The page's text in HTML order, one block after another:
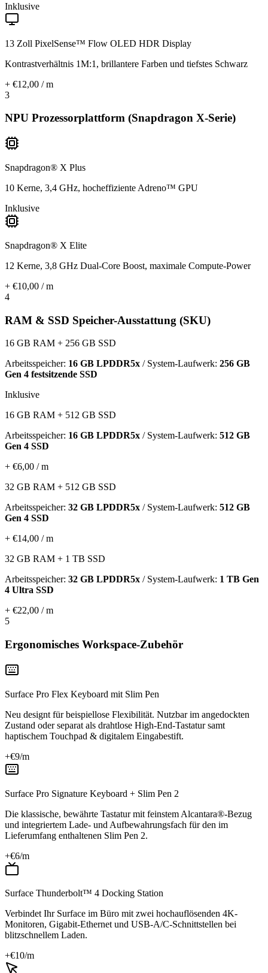
Inklusive
13 Zoll PixelSense™ Flow OLED HDR Display
Kontrastverhältnis 1M:1, brillantere Farben und tiefstes Schwarz
+ €12,00 / m
3
NPU Prozessorplattform (Snapdragon X-Serie)
Snapdragon® X Plus
10 Kerne, 3,4 GHz, hocheffiziente Adreno™ GPU
Inklusive
Snapdragon® X Elite
12 Kerne, 3,8 GHz Dual-Core Boost, maximale Compute-Power
+ €10,00 / m
4
RAM & SSD Speicher-Ausstattung (SKU)
16 GB RAM + 256 GB SSD
Arbeitsspeicher: 16 GB LPDDR5x / System-Laufwerk: 256 GB
Gen 4 festsitzende SSD
Inklusive
16 GB RAM + 512 GB SSD
Arbeitsspeicher: 16 GB LPDDR5x / System-Laufwerk: 512 GB
Gen 4 SSD
+ €6,00 / m
32 GB RAM + 512 GB SSD
Arbeitsspeicher: 32 GB LPDDR5x / System-Laufwerk: 512 GB
Gen 4 SSD
+ €14,00 / m
32 GB RAM + 1 TB SSD
Arbeitsspeicher: 32 GB LPDDR5x / System-Laufwerk: 1 TB Gen
4 Ultra SSD
+ €22,00 / m
5
Ergonomisches Workspace-Zubehör
Surface Pro Flex Keyboard mit Slim Pen
Neu designt für beispiellose Flexibilität. Nutzbar im angedockten
Zustand oder separat als drahtlose High-End-Tastatur samt
haptischem Touchpad & digitalem Eingabestift.
+€9/m
Surface Pro Signature Keyboard + Slim Pen 2
Die klassische, bewährte Tastatur mit feinstem Alcantara®-Bezug
und integriertem Lade- und Aufbewahrungsfach für den im
Lieferumfang enthaltenen Slim Pen 2.
+€6/m
Surface Thunderbolt™ 4 Docking Station
Verbindet Ihr Surface im Büro mit zwei hochauflösenden 4K-
Monitoren, Gigabit-Ethernet und USB-A/C-Schnittstellen bei
blitzschnellem Laden.
+€10/m